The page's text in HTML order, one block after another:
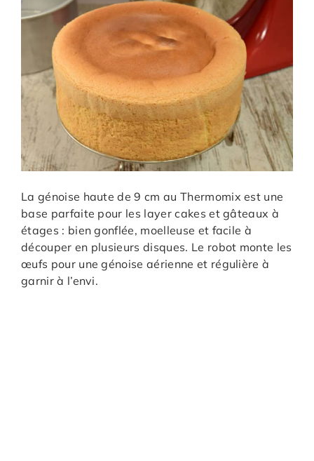
La génoise haute de 9 cm au Thermomix est une
base parfaite pour les layer cakes et gâteaux à
étages : bien gonflée, moelleuse et facile à
découper en plusieurs disques. Le robot monte les
œufs pour une génoise aérienne et régulière à
garnir à l’envi.